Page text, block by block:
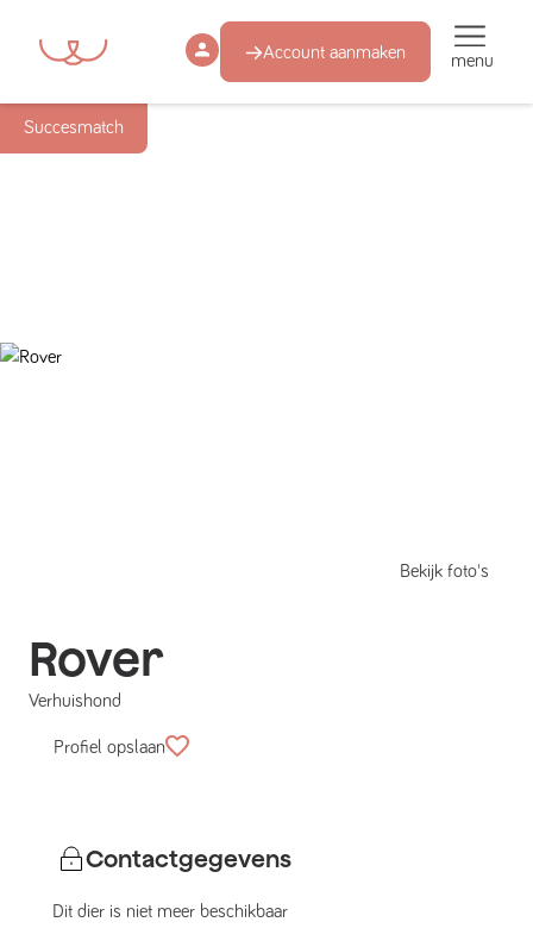
Account aanmaken menu
Succesmatch
Bekijk foto's
Rover
Verhuishond
Profiel opslaan
Contactgegevens
Dit dier is niet meer beschikbaar